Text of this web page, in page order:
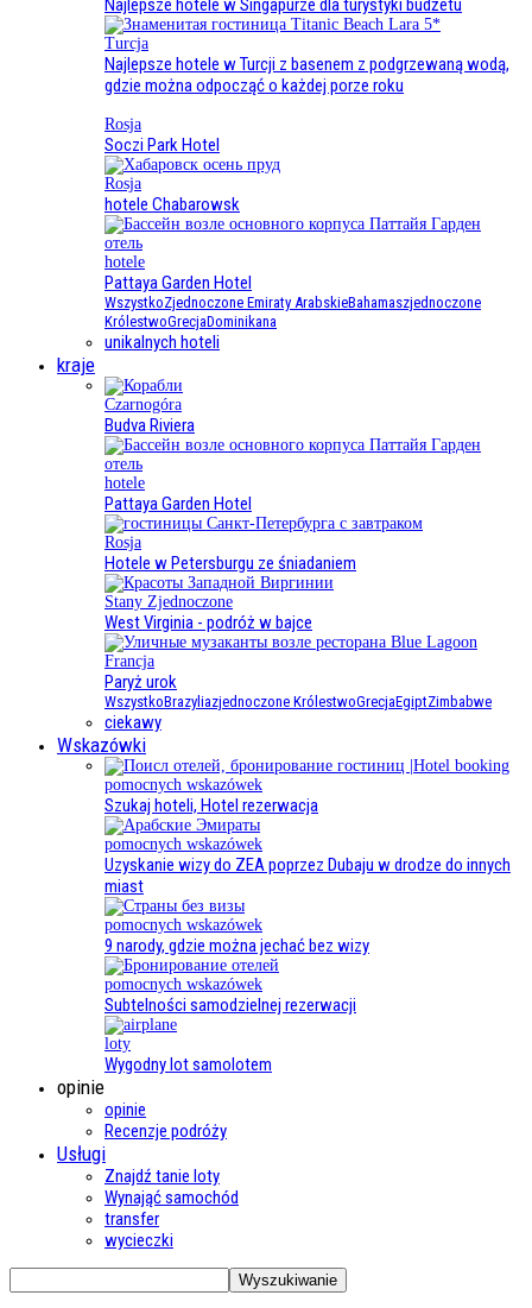
Najlepsze hotele w Singapurze dla turystyki budżetu
Turcja
Najlepsze hotele w Turcji z basenem z podgrzewaną wodą,
gdzie można odpocząć o każdej porze roku
Rosja
Soczi Park Hotel
Rosja
hotele Chabarowsk
hotele
Pattaya Garden Hotel
WszystkoZjednoczone Emiraty ArabskieBahamaszjednoczone
KrólestwoGrecjaDominikana
unikalnych hoteli
kraje
Czarnogóra
Budva Riviera
hotele
Pattaya Garden Hotel
Rosja
Hotele w Petersburgu ze śniadaniem
Stany Zjednoczone
West Virginia - podróż w bajce
Francja
Paryż urok
WszystkoBrazyliazjednoczone KrólestwoGrecjaEgiptZimbabwe
ciekawy
Wskazówki
pomocnych wskazówek
Szukaj hoteli, Hotel rezerwacja
pomocnych wskazówek
Uzyskanie wizy do ZEA poprzez Dubaju w drodze do innych
miast
pomocnych wskazówek
9 narody, gdzie można jechać bez wizy
pomocnych wskazówek
Subtelności samodzielnej rezerwacji
loty
Wygodny lot samolotem
opinie
opinie
Recenzje podróży
Usługi
Znajdź tanie loty
Wynająć samochód
transfer
wycieczki